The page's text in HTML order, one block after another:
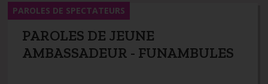
PAROLES DE JEUNE
AMBASSADEUR - FUNAMBULES
PAROLES DE SPECTATEURS